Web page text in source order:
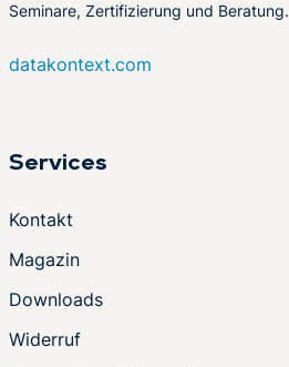
Seminare, Zertifizierung und Beratung.
datakontext.com
Services
Kontakt
Magazin
Downloads
Widerruf